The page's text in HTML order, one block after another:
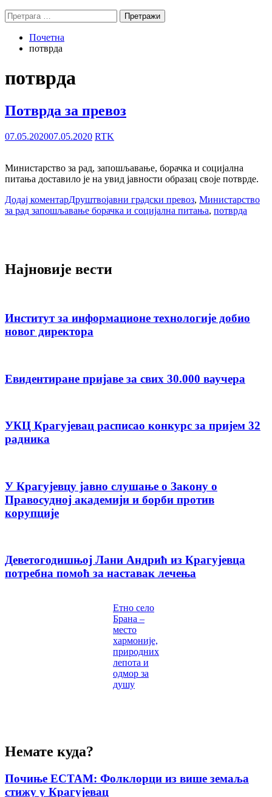
Претрага
за:
Почетна
потврда
потврда
Потврда за превоз
07.05.202007.05.2020 RTK
Министарство за рад, запошљавање, борачка и социјална
питања доставило је на увид јавности образац своје потврде.
Додај коментарДруштвојавни градски превоз, Министарство
за рад запошљавање борачка и социјална питања, потврда
Најновије вести
Институт за информационе технологије добио
новог директора
Евидентиране пријаве за свих 30.000 ваучера
УКЦ Крагујевац расписао конкурс за пријем 32
радника
У Крагујевцу јавно слушање о Закону о
Правосудној академији и борби против
корупције
Деветогодишњој Лани Андрић из Крагујевца
потребна помоћ за наставак лечења
Етно село
Брана –
место
хармоније,
природних
лепота и
одмор за
душу
Немате куда?
Почиње ЕСТАМ: Фолклорци из више земаља
стижу у Крагујевац